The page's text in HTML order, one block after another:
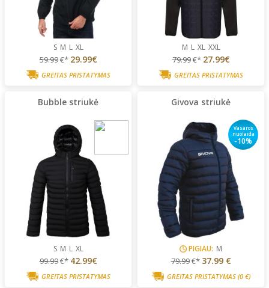
S M L XL
59.99€* 29.99€
GREITAS PRISTATYMAS
M L XL XXL
79.99€* 27.99€
GREITAS PRISTATYMAS
Bubble striukė
S M L XL
99.99€* 42.99€
GREITAS PRISTATYMAS
Givova striukė
Vasaros
nuolaida
-10%
PIGIAU: M
79.99€* 37.99 €
GREITAS PRISTATYMAS (0 €)